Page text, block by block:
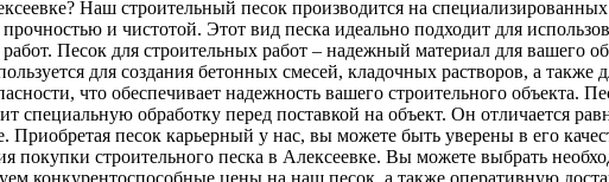
Наш строительный песок производится на
и чистотой. Этот вид песка идеально подходит для
Песок для строительных работ – надежный материал для вашего
для создания бетонных смесей, кладочных растворов, а также
что обеспечивает надежность вашего строительного объекта.
специальную обработку перед поставкой на объект. Он отличается
Приобретая песок карьерный у нас, вы можете быть уверены в его
покупки строительного песка в Алексеевке. Вы можете выбрать